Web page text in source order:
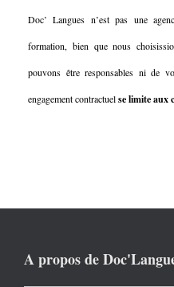
Doc’ Langues n’est pas une
formation, bien que nous
pouvons être responsables ni de
engagement contractuelse limite aux
A propos de